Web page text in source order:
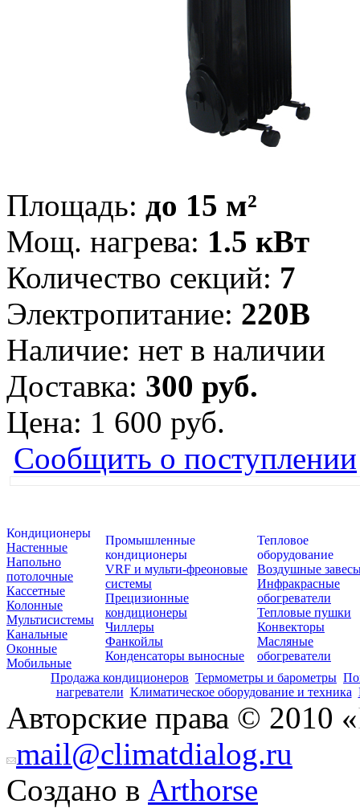
Площадь: до 15 м²
Мощ. нагрева: 1.5 кВт
Количество секций: 7
Электропитание: 220В
Наличие: нет в наличии
Доставка: 300 руб.
Цена: 1 600 руб.
Сообщить о поступлении
Кондиционеры
Настенные
Напольно
потолочные
Кассетные
Колонные
Мультисистемы
Канальные
Оконные
Мобильные
Промышленные
кондиционеры
VRF и мульти-фреоновые
системы
Прецизионные
кондиционеры
Чиллеры
Фанкойлы
Конденсаторы выносные
Тепловое
оборудование
Воздушные
Инфракрасные
обогреватели
Тепловые пушки
Конвекторы
Масляные
обогреватели
Продажа кондиционеров Термометры и барометры
нагреватели Климатическое оборудование и техника
Авторские права © 2010 «
mail@climatdialog.ru
Создано в Arthorse